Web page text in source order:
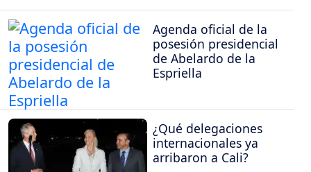
Agenda oficial de la
posesión presidencial
de Abelardo de la
Espriella
¿Qué delegaciones
internacionales ya
arribaron a Cali?